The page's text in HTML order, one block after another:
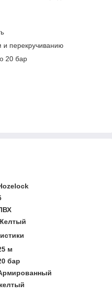
и перекручиванию
20 бар
м
бар